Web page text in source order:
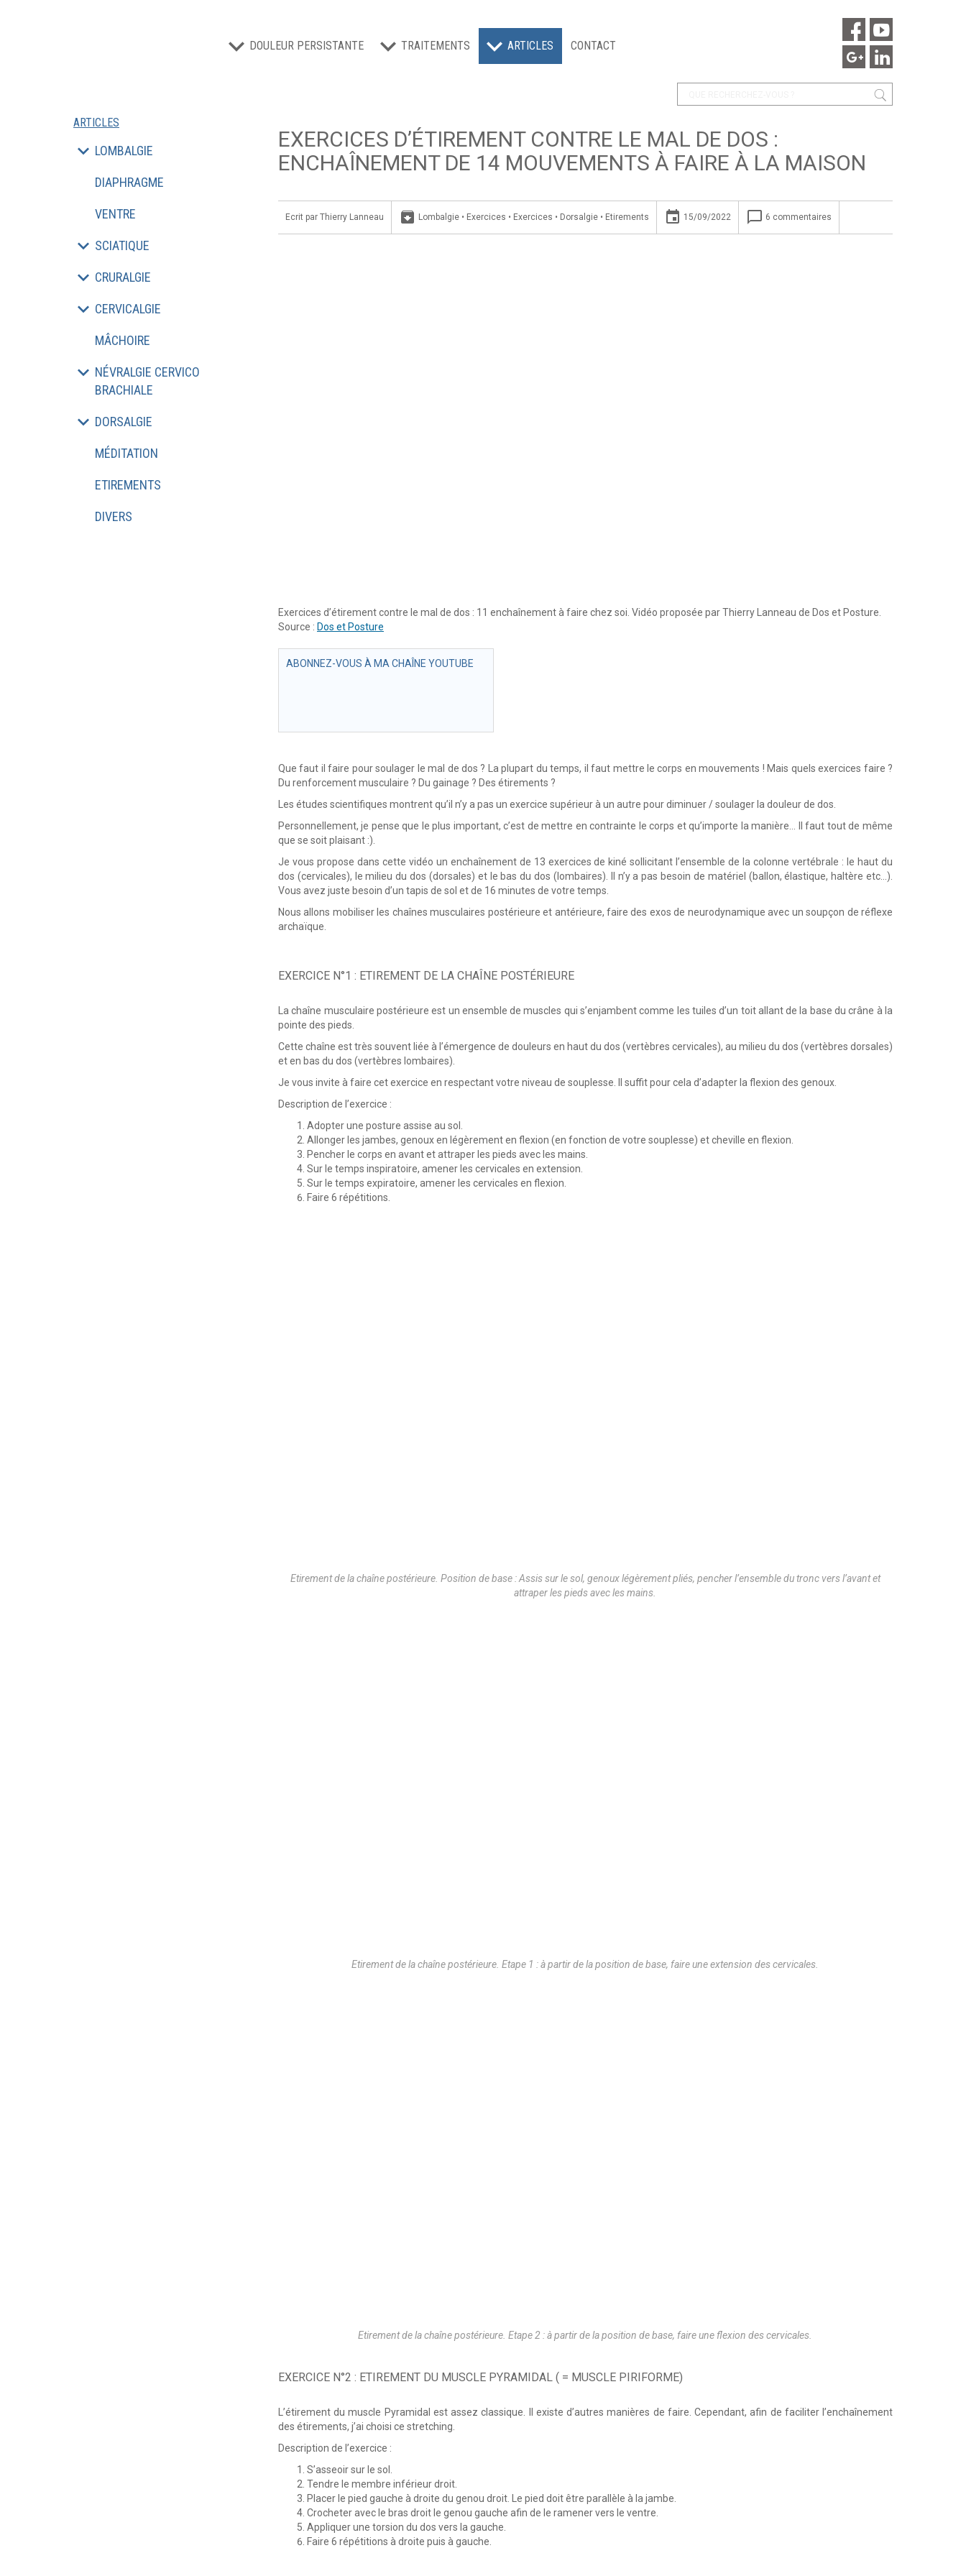
DOULEUR PERSISTANTE TRAITEMENTS ARTICLES CONTACT
ARTICLES
LOMBALGIE
DIAPHRAGME
VENTRE
SCIATIQUE
CRURALGIE
CERVICALGIE
MÂCHOIRE
NÉVRALGIE CERVICO
BRACHIALE
DORSALGIE
MÉDITATION
ETIREMENTS
DIVERS
EXERCICES D’ÉTIREMENT CONTRE LE MAL DE DOS :
ENCHAÎNEMENT DE 14 MOUVEMENTS À FAIRE À LA MAISON
Ecrit par Thierry Lanneau archive Lombalgie• Exercices • Exercices • Dorsalgie• Etirements insert_invitation 15/09/2022 chat_bubble_outline 6 commentaires
Exercices d’étirement contre le mal de dos : 11 enchaînement à faire chez soi. Vidéo proposée par Thierry Lanneau de Dos et Posture.
Source : Dos et Posture
ABONNEZ-VOUS À MA CHAÎNE YOUTUBE
Que faut il faire pour soulager le mal de dos ? La plupart du temps, il faut mettre le corps en mouvements ! Mais quels exercices faire ?
Du renforcement musculaire ? Du gainage ? Des étirements ?
Les études scientifiques montrent qu’il n’y a pas un exercice supérieur à un autre pour diminuer / soulager la douleur de dos.
Personnellement, je pense que le plus important, c’est de mettre en contrainte le corps et qu’importe la manière… Il faut tout de même
que se soit plaisant :).
Je vous propose dans cette vidéo un enchaînement de 13 exercices de kiné sollicitant l’ensemble de la colonne vertébrale : le haut du
dos (cervicales), le milieu du dos (dorsales) et le bas du dos (lombaires). Il n’y a pas besoin de matériel (ballon, élastique, haltère etc…).
Vous avez juste besoin d’un tapis de sol et de 16 minutes de votre temps.
Nous allons mobiliser les chaînes musculaires postérieure et antérieure, faire des exos de neurodynamique avec un soupçon de réflexe
archaïque.
EXERCICE N°1 : ETIREMENT DE LA CHAÎNE POSTÉRIEURE
La chaîne musculaire postérieure est un ensemble de muscles qui s’enjambent comme les tuiles d’un toit allant de la base du crâne à la
pointe des pieds.
Cette chaîne est très souvent liée à l’émergence de douleurs en haut du dos (vertèbres cervicales), au milieu du dos (vertèbres dorsales)
et en bas du dos (vertèbres lombaires).
Je vous invite à faire cet exercice en respectant votre niveau de souplesse. Il suffit pour cela d’adapter la flexion des genoux.
Description de l’exercice :
Adopter une posture assise au sol.
Allonger les jambes, genoux en légèrement en flexion (en fonction de votre souplesse) et cheville en flexion.
Pencher le corps en avant et attraper les pieds avec les mains.
Sur le temps inspiratoire, amener les cervicales en extension.
Sur le temps expiratoire, amener les cervicales en flexion.
Faire 6 répétitions.
Etirement de la chaîne postérieure. Position de base : Assis sur le sol, genoux légèrement pliés, pencher l’ensemble du tronc vers l’avant et
attraper les pieds avec les mains.
Etirement de la chaîne postérieure. Etape 1 : à partir de la position de base, faire une extension des cervicales.
Etirement de la chaîne postérieure. Etape 2 : à partir de la position de base, faire une flexion des cervicales.
EXERCICE N°2 : ETIREMENT DU MUSCLE PYRAMIDAL ( = MUSCLE PIRIFORME)
L’étirement du muscle Pyramidal est assez classique. Il existe d’autres manières de faire. Cependant, afin de faciliter l’enchaînement
des étirements, j’ai choisi ce stretching.
Description de l’exercice :
S’asseoir sur le sol.
Tendre le membre inférieur droit.
Placer le pied gauche à droite du genou droit. Le pied doit être parallèle à la jambe.
Crocheter avec le bras droit le genou gauche afin de le ramener vers le ventre.
Appliquer une torsion du dos vers la gauche.
Faire 6 répétitions à droite puis à gauche.